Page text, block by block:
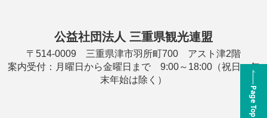
Page Top
公益社団法人 三重県観光連盟
〒514-0009 三重県津市羽所町700 アスト津2階
案内受付：月曜日から金曜日まで 9:00～18:00（祝日・年
末年始は除く）